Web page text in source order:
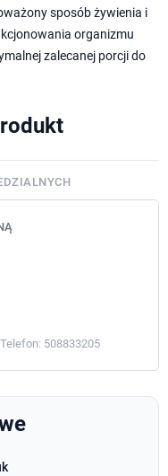
sposób żywienia i
organizmu
zalecanej porcji do
Telefon: 508833205